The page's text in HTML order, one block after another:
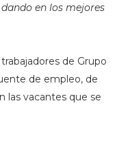
en los mejores
de Grupo
de empleo, de
las vacantes que se